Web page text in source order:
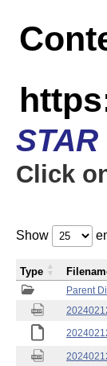
Click
Show
Parent
Type